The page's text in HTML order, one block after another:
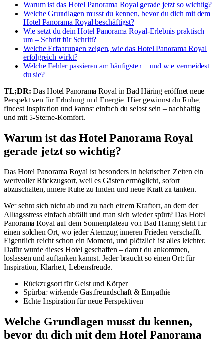
Warum ist das Hotel Panorama Royal gerade jetzt so wichtig?
Welche Grundlagen musst du kennen, bevor du dich mit dem
Hotel Panorama Royal beschäftigst?
Wie setzt du dein Hotel Panorama Royal-Erlebnis praktisch
um – Schritt für Schritt?
Welche Erfahrungen zeigen, wie das Hotel Panorama Royal
erfolgreich wirkt?
Welche Fehler passieren am häufigsten – und wie vermeidest
du sie?
TL;DR: Das Hotel Panorama Royal in Bad Häring eröffnet neue
Perspektiven für Erholung und Energie. Hier gewinnst du Ruhe,
findest Inspiration und kannst einfach du selbst sein – nachhaltig
und mit 5-Sterne-Komfort.
Warum ist das Hotel Panorama Royal
gerade jetzt so wichtig?
Das Hotel Panorama Royal ist besonders in hektischen Zeiten ein
wertvoller Rückzugsort, weil es Gästen ermöglicht, sofort
abzuschalten, innere Ruhe zu finden und neue Kraft zu tanken.
Wer sehnt sich nicht ab und zu nach einem Kraftort, an dem der
Alltagsstress einfach abfällt und man sich wieder spürt? Das Hotel
Panorama Royal auf dem Sonnenplateau von Bad Häring steht für
einen solchen Ort, wo jeder Atemzug inneren Frieden verschafft.
Eigentlich reicht schon ein Moment, und plötzlich ist alles leichter.
Dafür wurde dieses Hotel geschaffen – damit du ankommen,
loslassen und auftanken kannst. Jeder braucht so einen Ort: für
Inspiration, Klarheit, Lebensfreude.
Rückzugsort für Geist und Körper
Spürbar wirkende Gastfreundschaft & Empathie
Echte Inspiration für neue Perspektiven
Welche Grundlagen musst du kennen,
bevor du dich mit dem Hotel Panorama